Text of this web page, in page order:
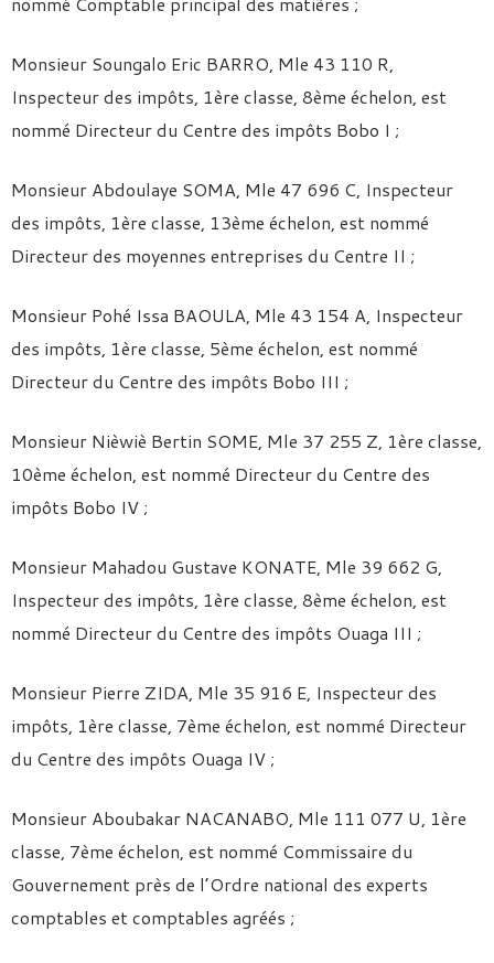
Monsieur Soungalo Eric BARRO, Mle 43 110 R,
Inspecteur des impôts, 1ère classe, 8ème échelon, est
nommé Directeur du Centre des impôts Bobo I ;
Monsieur Abdoulaye SOMA, Mle 47 696 C, Inspecteur
des impôts, 1ère classe, 13ème échelon, est nommé
Directeur des moyennes entreprises du Centre II ;
Monsieur Pohé Issa BAOULA, Mle 43 154 A, Inspecteur
des impôts, 1ère classe, 5ème échelon, est nommé
Directeur du Centre des impôts Bobo III ;
Monsieur Nièwiè Bertin SOME, Mle 37 255 Z, 1ère classe,
10ème échelon, est nommé Directeur du Centre des
impôts Bobo IV ;
Monsieur Mahadou Gustave KONATE, Mle 39 662 G,
Inspecteur des impôts, 1ère classe, 8ème échelon, est
nommé Directeur du Centre des impôts Ouaga III ;
Monsieur Pierre ZIDA, Mle 35 916 E, Inspecteur des
impôts, 1ère classe, 7ème échelon, est nommé Directeur
du Centre des impôts Ouaga IV ;
Monsieur Aboubakar NACANABO, Mle 111 077 U, 1ère
classe, 7ème échelon, est nommé Commissaire du
Gouvernement près de l’Ordre national des experts
comptables et comptables agréés ;